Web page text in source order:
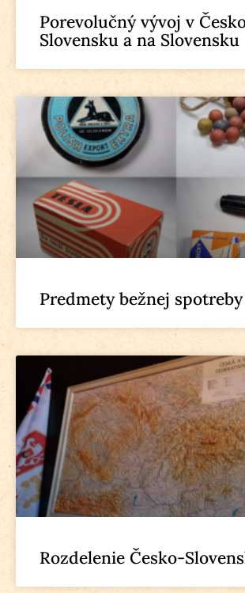
Porevolučný vývoj v
Slovensku a na Slovensku
Predmety bežnej spotreby
Rozdelenie Česko-